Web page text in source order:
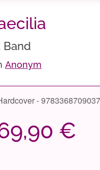
Band
Anonym
- 9783368709037
€